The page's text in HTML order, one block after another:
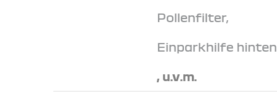
Pollenfilter,
Einparkhilfe hinten
, u.v.m.